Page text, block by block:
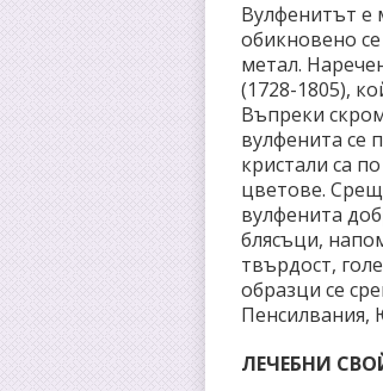
Вулфенитът е
обикновено
метал.
(1728-1805),
Въпреки
вулфенита се
кристали са
цветове.
вулфенита
блясъци,
твърдост,
образци се
Пенсилвания,
ЛЕЧЕБНИ